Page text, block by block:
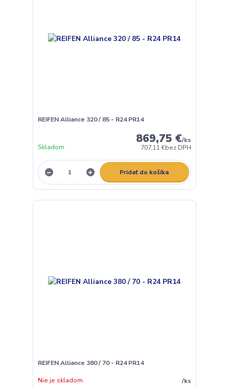
REIFEN Alliance 320 / 85 - R24 PR14
869,75 €/ks
707,11 €bez DPH
Skladom
Pridať do košíka
REIFEN Alliance 380 / 70 - R24 PR14
/ks
Nie je skladom